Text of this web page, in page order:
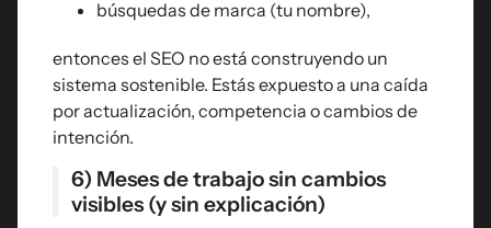
búsquedas de marca (tu nombre),
entonces el SEO no está construyendo un
sistema sostenible. Estás expuesto a una caída
por actualización, competencia o cambios de
intención.
6) Meses de trabajo sin cambios
visibles (y sin explicación)